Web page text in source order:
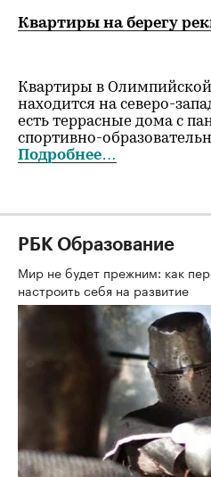
Квартиры на берегу
Квартиры в Олимпийской
находится на северо-
есть террасные дома с
спортивно-
Подробнее…
РБК Образование
Мир не будет прежним: как
настроить себя на развитие